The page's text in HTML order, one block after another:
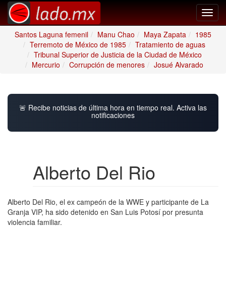
Santos Laguna femenil
Manu Chao Maya Zapata
1985
Terremoto de México de 1985
Tratamiento de aguas
Tribunal Superior de Justicia de la Ciudad de México
Mercurio
Corrupción de menores Josué Alvarado
🚨 Recibe noticias de última hora en tiempo real. Activa las
notificaciones
Alberto Del Rio
Alberto Del Rio, el ex campeón de la WWE y participante de La
Granja VIP, ha sido detenido en San Luis Potosí por presunta
violencia familiar.